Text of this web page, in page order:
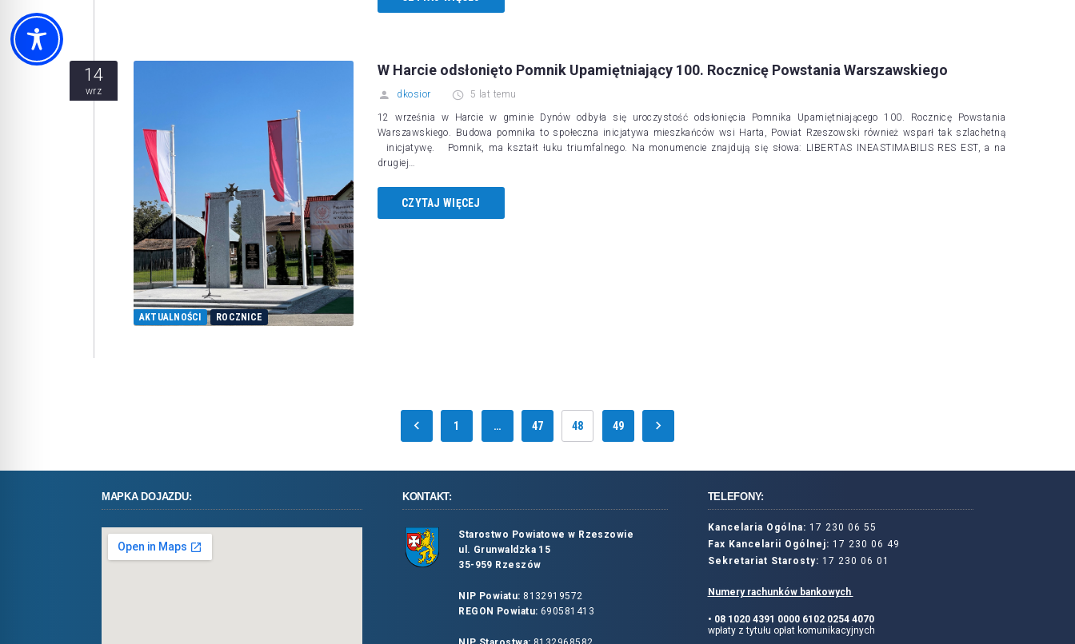
14
wrz
AKTUALNOŚCI ROCZNICE
W Harcie odsłonięto Pomnik Upamiętniający 100. Rocznicę Powstania Warszawskiego
dkosior 5 lat temu
12 września w Harcie w gminie Dynów odbyła się uroczystość odsłonięcia Pomnika Upamiętniającego 100. Rocznicę Powstania
Warszawskiego. Budowa pomnika to społeczna inicjatywa mieszkańców wsi Harta, Powiat Rzeszowski również wsparł tak szlachetną
inicjatywę. Pomnik, ma kształt łuku triumfalnego. Na monumencie znajdują się słowa: LIBERTAS INEASTIMABILIS RES EST, a na
drugiej…
CZYTAJ WIĘCEJ
1 … 47 48 49
MAPKA DOJAZDU: KONTAKT:
Starostwo Powiatowe w Rzeszowie
ul. Grunwaldzka 15
35-959 Rzeszów
NIP Powiatu: 8132919572
REGON Powiatu: 690581413
TELEFONY:
Kancelaria Ogólna: 17 230 06 55
Fax Kancelarii Ogólnej: 17 230 06 49
Sekretariat Starosty: 17 230 06 01
Numery rachunków bankowych
• 08 1020 4391 0000 6102 0254 4070
wpłaty z tytułu opłat komunikacyjnych